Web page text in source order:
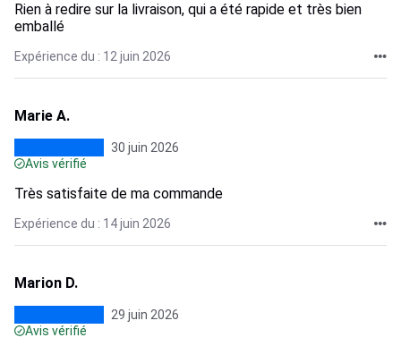
Rien à redire sur la livraison, qui a été rapide et très bien
emballé
Expérience du : 12 juin 2026
Marie A.
30 juin 2026
Avis vérifié
Très satisfaite de ma commande
Expérience du : 14 juin 2026
Marion D.
29 juin 2026
Avis vérifié